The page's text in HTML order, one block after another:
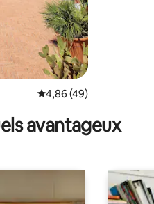
Évaluation moyenne sur
4,86 (49)
avantageux